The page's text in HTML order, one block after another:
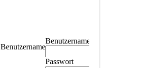
Benutzername
Benutzername
Passwort